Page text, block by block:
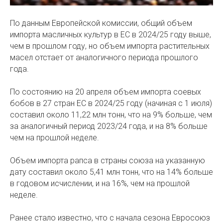
По данным Европейской комиссии, общий объем
импорта масличных культур в ЕС в 2024/25 году выше,
чем в прошлом году, но объем импорта растительных
масел отстает от аналогичного периода прошлого
года.
По состоянию на 20 апреля объем импорта соевых
бобов в 27 стран ЕС в 2024/25 году (начиная с 1 июля)
составил около 11,22 млн тонн, что на 9% больше, чем
за аналогичный период 2023/24 года, и на 8% больше
чем на прошлой неделе.
Объем импорта рапса в страны союза на указанную
дату составил около 5,41 млн тонн, что на 14% больше
в годовом исчислении, и на 16%, чем на прошлой
неделе.
Ранее стало известно, что с начала сезона Евросоюз